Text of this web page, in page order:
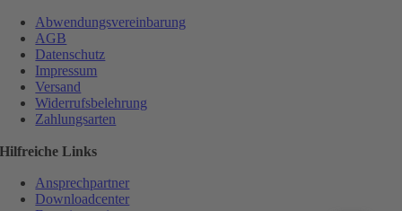
Abwendungsvereinbarung
AGB
Datenschutz
Impressum
Versand
Widerrufsbelehrung
Zahlungsarten
Hilfreiche Links
Ansprechpartner
Downloadcenter